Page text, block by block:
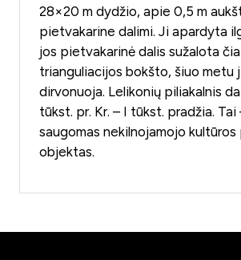
28×20 m dydžio, apie 0,5 m
pietvakarine dalimi. Ji apardyta
jos pietvakarinė dalis sužalota
trianguliacijos bokšto, šiuo metu
dirvonuoja. Lelikonių piliakalnis
tūkst. pr. Kr. – I tūkst. pradžia.
saugomas nekilnojamojo
objektas.